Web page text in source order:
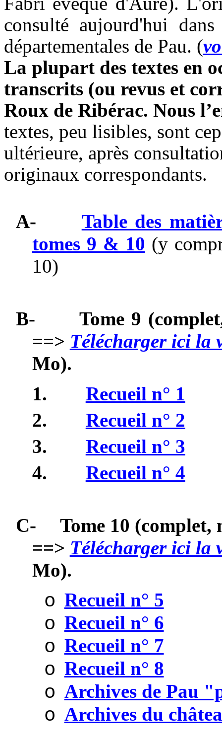
consulté aujourd'hui
départementales de Pau. (
La plupart des textes en
transcrits (ou revus et
Roux de Ribérac. Nous
textes, peu lisibles, sont
ultérieure, après
originaux correspondants.
A-
Table des
tomes 9 & 10 (y
10)
B-
Tome 9
==> Télécharger ici la
Mo).
1.
Recueil n° 1
2.
Recueil n° 2
3.
Recueil n° 3
4.
Recueil n° 4
C- Tome 10 (complet,
==> Télécharger ici la
Mo).
o Recueil n° 5
o Recueil n° 6
o Recueil n° 7
o Recueil n° 8
o Archives de Pau
o Archives du